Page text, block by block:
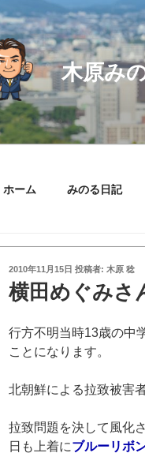
木原み
ホーム みのる日記
投
稿
日:
2010年11月15日 投稿者: 木原 稔
横田めぐみさ
行方不明当時13歳の中
ことになります。
北朝鮮による拉致被害
拉致問題を決して風化
日も上着にブルーリボ